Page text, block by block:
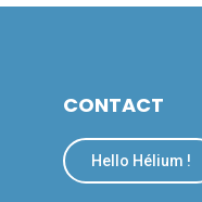
CONTACT
Hello Hélium !